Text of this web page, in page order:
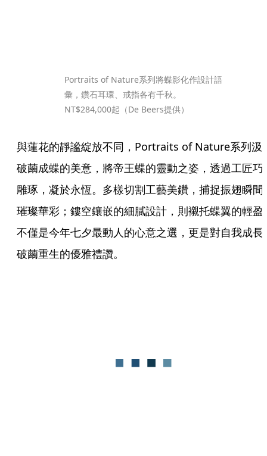
Portraits of Nature系列將蝶影化作設計語
彙，鑽石耳環、戒指各有千秋。
NT$284,000起（De Beers提供）
與蓮花的靜謐綻放不同，Portraits of Nature系列汲
破繭成蝶的美意，將帝王蝶的靈動之姿，透過工匠巧
雕琢，凝於永恆。多樣切割工藝美鑽，捕捉振翅瞬間
璀璨華彩；鏤空鑲嵌的細膩設計，則襯托蝶翼的輕盈
不僅是今年七夕最動人的心意之選，更是對自我成長
破繭重生的優雅禮讚。